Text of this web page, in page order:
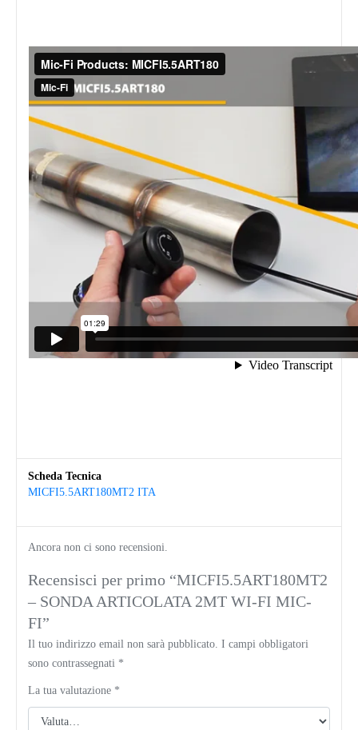
Scheda Tecnica
MICFI5.5ART180MT2 ITA
Ancora non ci sono recensioni.
Recensisci per primo “MICFI5.5ART180MT2
– SONDA ARTICOLATA 2MT WI-FI MIC-
FI”
Il tuo indirizzo email non sarà pubblicato. I campi obbligatori
sono contrassegnati *
La tua valutazione *